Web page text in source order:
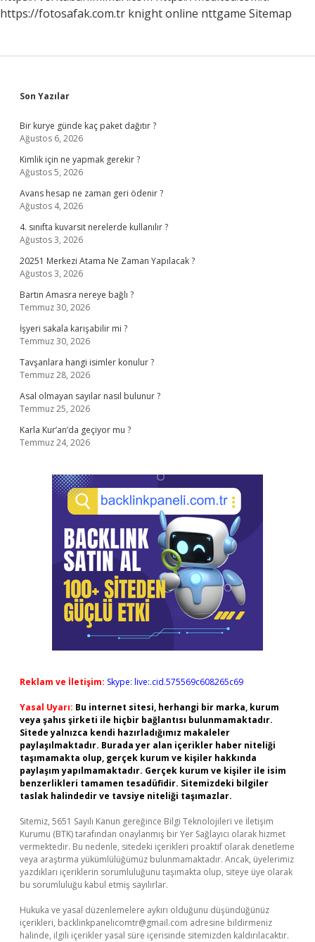
https://fotosafak.com.tr knight online nttgame Sitemap
Sidebar
Son Yazılar
Bir kurye günde kaç paket dağıtır ?
Ağustos 6, 2026
Kimlik için ne yapmak gerekir ?
Ağustos 5, 2026
Avans hesap ne zaman geri ödenir ?
Ağustos 4, 2026
4. sınıfta kuvarsit nerelerde kullanılır ?
Ağustos 3, 2026
20251 Merkezi Atama Ne Zaman Yapılacak ?
Ağustos 3, 2026
Bartın Amasra nereye bağlı ?
Temmuz 30, 2026
İşyeri sakala karışabilir mi ?
Temmuz 30, 2026
Tavşanlara hangi isimler konulur ?
Temmuz 28, 2026
Asal olmayan sayılar nasıl bulunur ?
Temmuz 25, 2026
Karla Kur’an’da geçiyor mu ?
Temmuz 24, 2026
Reklam ve İletişim: Skype: live:.cid.575569c608265c69
Yasal Uyarı: Bu internet sitesi, herhangi bir marka, kurum
veya şahıs şirketi ile hiçbir bağlantısı bulunmamaktadır.
Sitede yalnızca kendi hazırladığımız makaleler
paylaşılmaktadır. Burada yer alan içerikler haber niteliği
taşımamakta olup, gerçek kurum ve kişiler hakkında
paylaşım yapılmamaktadır. Gerçek kurum ve kişiler ile isim
benzerlikleri tamamen tesadüfidir. Sitemizdeki bilgiler
taslak halindedir ve tavsiye niteliği taşımazlar.
Sitemiz, 5651 Sayılı Kanun gereğince Bilgi Teknolojileri ve İletişim
Kurumu (BTK) tarafından onaylanmış bir Yer Sağlayıcı olarak hizmet
vermektedir. Bu nedenle, sitedeki içerikleri proaktif olarak denetleme
veya araştırma yükümlülüğümüz bulunmamaktadır. Ancak, üyelerimiz
yazdıkları içeriklerin sorumluluğunu taşımakta olup, siteye üye olarak
bu sorumluluğu kabul etmiş sayılırlar.
Hukuka ve yasal düzenlemelere aykırı olduğunu düşündüğünüz
içerikleri, backlinkpanelicomtr@gmail.com adresine bildirmeniz
halinde, ilgili içerikler yasal süre içerisinde sitemizden kaldırılacaktır.